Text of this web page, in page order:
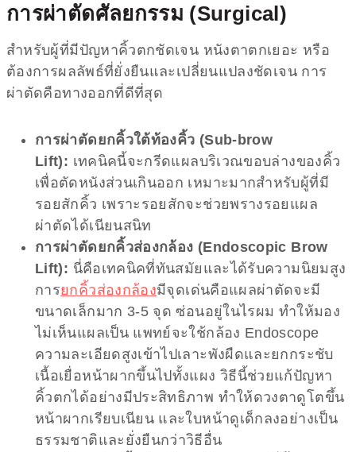
การผ่าตัดศัลยกรรม (Surgical)
สำหรับผู้ที่มีปัญหาคิ้วตกชัดเจน หนังตาตกเยอะ หรือ
ต้องการผลลัพธ์ที่ยั่งยืนและเปลี่ยนแปลงชัดเจน การ
ผ่าตัดคือทางออกที่ดีที่สุด
การผ่าตัดยกคิ้วใต้ท้องคิ้ว (Sub-brow
Lift): เทคนิคนี้จะกรีดแผลบริเวณขอบล่างของคิ้ว
เพื่อตัดหนังส่วนเกินออก เหมาะมากสำหรับผู้ที่มี
รอยสักคิ้ว เพราะรอยสักจะช่วยพรางรอยแผล
ผ่าตัดได้เนียนสนิท
การผ่าตัดยกคิ้วส่องกล้อง (Endoscopic Brow
Lift): นี่คือเทคนิคที่ทันสมัยและได้รับความนิยมสูง
การยกคิ้วส่องกล้องมีจุดเด่นคือแผลผ่าตัดจะมี
ขนาดเล็กมาก 3-5 จุด ซ่อนอยู่ในไรผม ทำให้มอง
ไม่เห็นแผลเป็น แพทย์จะใช้กล้อง Endoscope
ความละเอียดสูงเข้าไปเลาะพังผืดและยกกระชับ
เนื้อเยื่อหน้าผากขึ้นไปทั้งแผง วิธีนี้ช่วยแก้ปัญหา
คิ้วตกได้อย่างมีประสิทธิภาพ ทำให้ดวงตาดูโตขึ้น
หน้าผากเรียบเนียน และใบหน้าดูเด็กลงอย่างเป็น
ธรรมชาติและยั่งยืนกว่าวิธีอื่น